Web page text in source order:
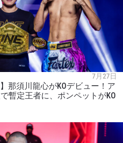
7月27日
】那須川龍心がKOデビュー！ア
暫定王者に、ポンペットがKO